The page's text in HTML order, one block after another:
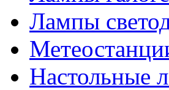
Лампы
Настольные